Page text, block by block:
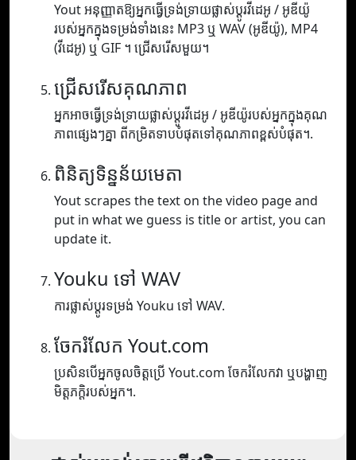
Yout អនុញ្ញាតឱ្យអ្នកធ្វើទ្រង់ទ្រាយផ្លាស់ប្តូរវីដេអូ / អូឌីយ៉ូ
របស់អ្នកក្នុងទម្រង់ទាំងនេះ MP3 ឬ WAV (អូឌីយ៉ូ), MP4
(វីដេអូ) ឬ GIF ។ ជ្រើសរើសមួយ។
ជ្រើសរើសគុណភាព
អ្នកអាចធ្វើទ្រង់ទ្រាយផ្លាស់ប្តូរវីដេអូ / អូឌីយ៉ូរបស់អ្នកក្នុងគុណ
ភាពផ្សេងៗគ្នា ពីកម្រិតទាបបំផុតទៅគុណភាពខ្ពស់បំផុត។.
ពិនិត្យទិន្នន័យមេតា
Yout scrapes the text on the video page and
put in what we guess is title or artist, you can
update it.
Youku ទៅ WAV
ការផ្លាស់ប្តូរទម្រង់ Youku ទៅ WAV.
ចែករំលែក Yout.com
ប្រសិនបើអ្នកចូលចិត្តប្រើ Yout.com ចែករំលែកវា ឬបង្ហាញ
មិត្តភក្តិរបស់អ្នក។.